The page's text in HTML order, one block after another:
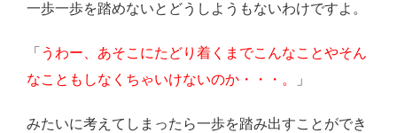
一歩一歩を踏めないとどうしようもないわけですよ。
「 うわー、あそこにたどり着くまでこんなことやそん
なこともしなくちゃいけないのか・・・。
」
みたいに考えてしまったら一歩を踏み出すことができ